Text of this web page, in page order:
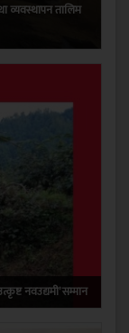
व्यवस्थापन तालिम
नवउद्यमी’ सम्मान